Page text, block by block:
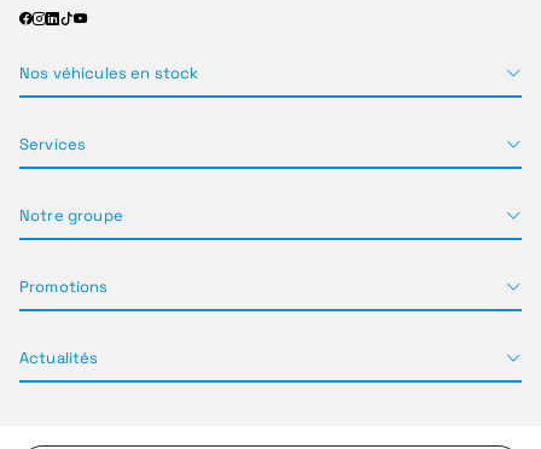
Nos véhicules en stock
Services
Notre groupe
Promotions
Actualités